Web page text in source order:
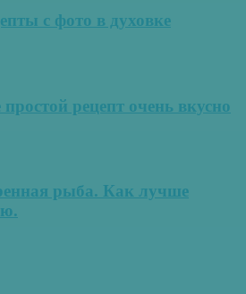
с фото в духовке
рецепт очень вкусно
рыба. Как лучше